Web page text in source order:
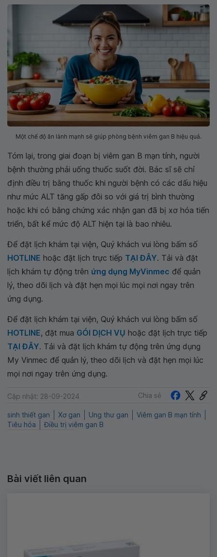
Một chế độ ăn lành mạnh sẽ giúp phòng bệnh viêm gan B hiệu quả.
Tóm lại, trong giai đoạn bị viêm gan B mạn tính, người
bệnh thường phải uống thuốc suốt đời. Bác sĩ sẽ chỉ
định điều trị bằng thuốc khi người bệnh có các dấu hiệu
như mức ALT tăng gấp đôi so với giá trị bình thường
hoặc khi có bằng chứng xác nhận gan đã bị xơ hóa tiến
triển, bất kể mức độ ALT hiện tại là bao nhiêu.
Để đặt lịch khám tại viện, Quý khách vui lòng bấm số
HOTLINE hoặc đặt lịch trực tiếp TẠI ĐÂY. Tải và đặt
lịch khám tự động trên ứng dụng MyVinmec để quản
lý, theo dõi lịch và đặt hẹn mọi lúc mọi nơi ngay trên
ứng dụng.
Để đặt lịch khám tại viện, Quý khách vui lòng bấm số
HOTLINE, đặt mua GÓI DỊCH VỤ hoặc đặt lịch trực tiếp
TẠI ĐÂY. Tải và đặt lịch khám tự động trên ứng dụng
My Vinmec để quản lý, theo dõi lịch và đặt hẹn mọi lúc
mọi nơi ngay trên ứng dụng.
Cập nhật: 28-09-2024 Chia sẻ
sinh thiết gan Xơ gan Ung thư gan
Viêm gan B mạn tính
Tiêu hóa
Điều trị viêm gan B
Bài viết liên quan